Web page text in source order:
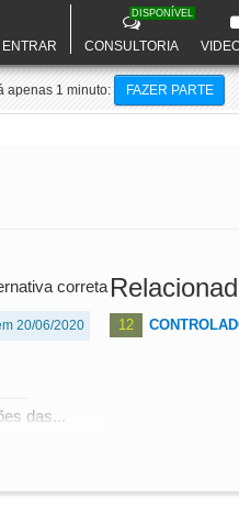
ENTRAR CONSULTORIA
DISPONÍVEL
apenas 1 minuto: FAZER PARTE
correta
20/06/2020
das...
12